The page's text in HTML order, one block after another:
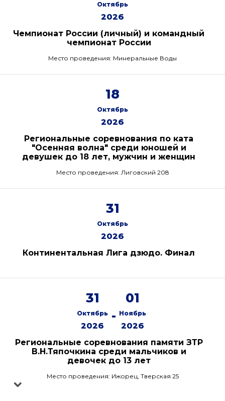
Октябрь
2026
Чемпионат России (личный) и командный
чемпионат России
Место проведения: Минеральные Воды
18
Октябрь
2026
Региональные соревнования по ката
"Осенняя волна" среди юношей и
девушек до 18 лет, мужчин и женщин
Место проведения: Лиговский 208
31
Октябрь
2026
Континентальная Лига дзюдо. Финал
31
Октябрь
2026
-
01
Ноябрь
2026
Региональные соревнования памяти ЗТР
В.Н.Тяпочкина среди мальчиков и
девочек до 13 лет
Место проведения: Ижорец, Тверская 25